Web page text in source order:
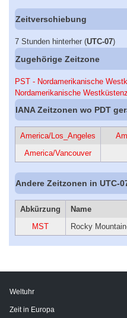
Zeitverschiebung
7 Stunden hinterher (UTC-07)
Zugehörige Zeitzone
PST - Nordamerikanische
Nordamerikanische
IANA Zeitzonen wo PDT
America/Los_Angeles
America/Vancouver
Andere Zeitzonen in UTC-
Abkürzung
Name
MST
Rocky
Weltuhr
Zeit in Europa